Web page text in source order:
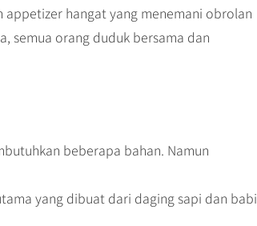
hangat yang menemani obrolan
semua orang duduk bersama dan
beberapa bahan. Namun
yang dibuat dari daging sapi dan babi